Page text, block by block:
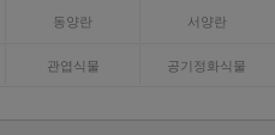
동양란 서양란
관엽식물 공기정화식물